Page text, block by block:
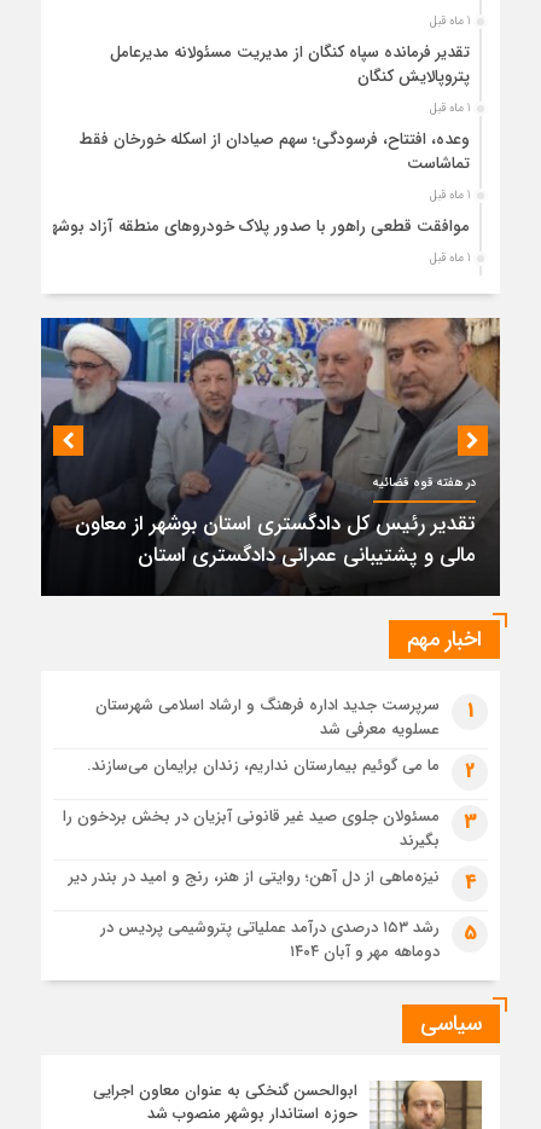
1 ماه قبل
تقدیر فرمانده سپاه کنگان از مدیریت مسئولانه مدیرعامل
پتروپالایش کنگان
1 ماه قبل
وعده، افتتاح، فرسودگی؛ سهم صیادان از اسکله خورخان فقط
تماشاست
1 ماه قبل
موافقت قطعی راهور با صدور پلاک خودروهای منطقه آزاد بوشهر
1 ماه قبل
حضور میدانی واحد ثبتی دیر در آبدان؛ ارائه خدمات و نقشه‌برداری
رایگان برای کاهش مراجعات مردمی
1 ماه قبل
دبیر ستاد بزرگداشت هفته دولت در استان بوشهر منصوب شد
کمربندی دیر؛ مسیر نجاتی که در بن‌بست ترک‌فعل‌ها مانده است
پتروشیمی نوری بر سکوی طلای BRICS 2026 ایستاد
1 ماه قبل
تقدیر رئیس کل دادگستری استان بوشهر از معاون مالی و
پشتیبانی عمرانی دادگستری استان
1 ماه قبل
دادستان بوشهر: تسری منطقه آزاد به بافت شهری مرکز استان
1 ماه قبل
زابل و بندر دیر در فهرست داغ‌ترین نقاط جهان؛ جنوب و شرق ایران
زیر آتش تابستان
در هفته قوه قضائیه
تقدیر رئیس کل دادگستری استان بوشهر از معاون
مالی و پشتیبانی عمرانی دادگستری استان
اخبار مهم
1
سرپرست جدید اداره فرهنگ و ارشاد اسلامی شهرستان
عسلویه معرفی شد
2 ما می گوئیم بیمارستان نداریم، زندان برایمان می‌سازند.
3
مسئولان جلوی صید غیر قانونی آبزیان در بخش بردخون را
بگیرند
4 نیزه‌ماهی از دل آهن؛ روایتی از هنر، رنج و امید در بندر دیر
5
رشد ۱۵۳ درصدی درآمد عملیاتی پتروشیمی پردیس در
دوماهه مهر و آبان ۱۴۰۴
سیاسی
ابوالحسن گنخکی به عنوان معاون اجرایی
حوزه استاندار بوشهر منصوب شد